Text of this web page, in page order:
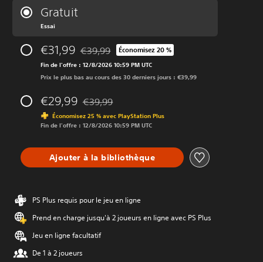
Gratuit
Essai
€31,99 Remise par rapport au prix d'origine de €39,99
€39,99 Économisez 20 %
Fin de l'offre : 12/8/2026 10:59 PM UTC
Prix le plus bas au cours des 30 derniers jours : €39,99
€29,99 Remise par rapport au prix d'origine de €39,99
€39,99
Économisez 25 % avec PlayStation Plus
Fin de l'offre : 12/8/2026 10:59 PM UTC
Ajouter à la bibliothèque
PS Plus requis pour le jeu en ligne
Prend en charge jusqu'à 2 joueurs en ligne avec PS Plus
Jeu en ligne facultatif
De 1 à 2 joueurs